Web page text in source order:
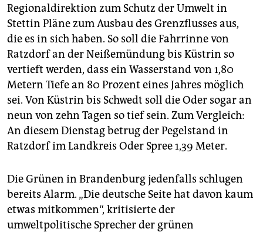
abo
genossenschaft
epaper login
Regionaldirektion zum Schutz der Umwelt in
Stettin Pläne zum Ausbau des Grenzflusses aus,
die es in sich haben. So soll die Fahrrinne von
Ratzdorf an der Neißemündung bis Küstrin so
vertieft werden, dass ein Wasserstand von 1,80
Metern Tiefe an 80 Prozent eines Jahres möglich
sei. Von Küstrin bis Schwedt soll die Oder sogar an
neun von zehn Tagen so tief sein. Zum Vergleich:
An diesem Dienstag betrug der Pegelstand in
Ratzdorf im Landkreis Oder Spree 1,39 Meter.
Die Grünen in Brandenburg jedenfalls schlugen
bereits Alarm. „Die deutsche Seite hat davon kaum
etwas mitkommen“, kritisierte der
umweltpolitische Sprecher der grünen